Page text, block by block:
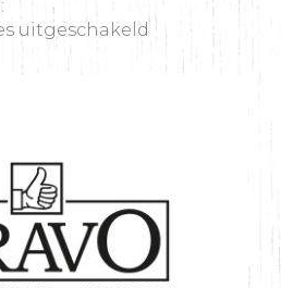
uitgeschakeldvoor
internet